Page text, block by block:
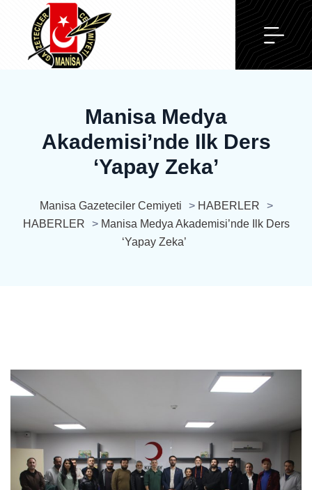
Manisa Medya
Akademisi’nde Ilk Ders
‘Yapay Zeka’
Manisa Gazeteciler Cemiyeti > HABERLER
>
HABERLER
> Manisa Medya Akademisi’nde Ilk Ders
‘Yapay Zeka’